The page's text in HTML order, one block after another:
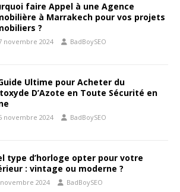
faire Appel à une Agence
à Marrakech pour vos projets
?
novembre 2024 BadBoySEO
Ultime pour Acheter du
D’Azote en Toute Sécurité en
novembre 2024 BadBoySEO
type d’horloge opter pour votre
: vintage ou moderne ?
2024 BadBoySEO